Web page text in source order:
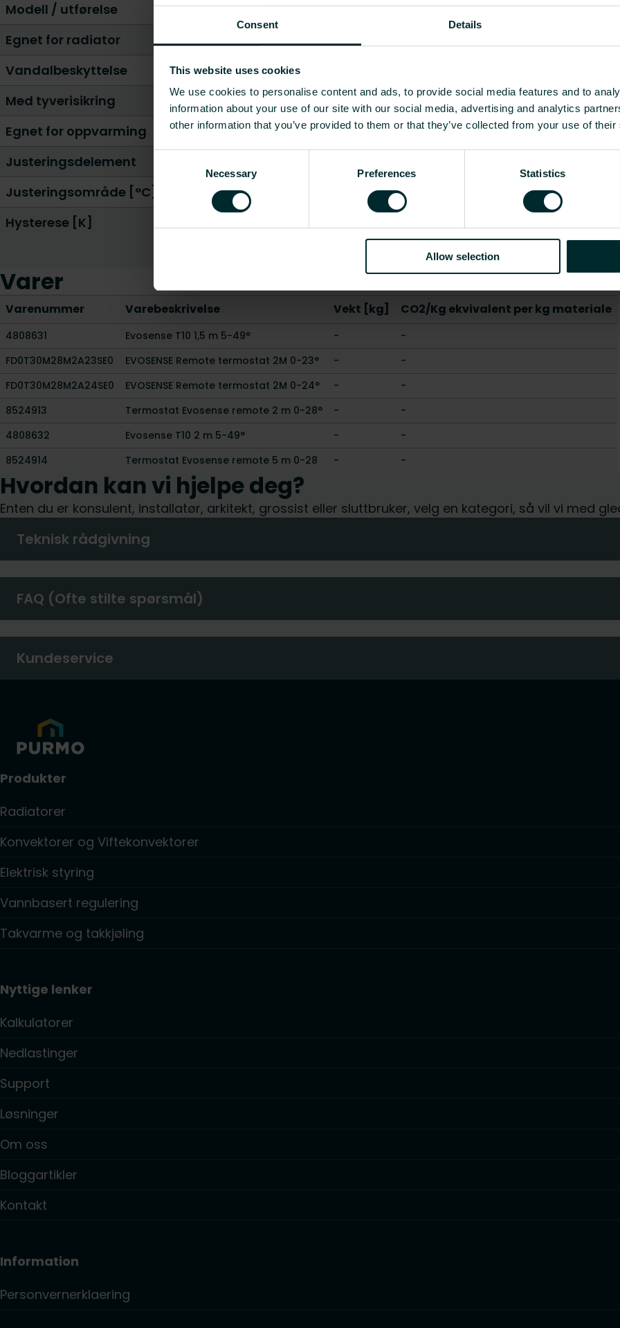
Consent Details
This website uses cookies
We use cookies to personalise content and ads, to provide social media features and to
information about your use of our site with our social media, advertising and analytics
other information that you’ve provided to them or that they’ve collected from your use of
Necessary Preferences Statistics
Allow selection
Modell / utførelse
Rett
Egnet for radiator
Vandalbeskyttelse
Med tyverisikring
Nei
Egnet for oppvarming
Ja
Justeringsdelement
Justeringsområde [°C]
0 - 24-0 - 28
Hysterese [K]
Vis alle
Varer
Varenummer Varebeskrivelse Vekt [kg] CO2/Kg ekvivalent per kg materiale
4808631 Evosense T10 1,5 m 5-49° -
-
FD0T30M28M2A23SE0
EVOSENSE Remote termostat 2M 0-23° -
-
FD0T30M28M2A24SE0
EVOSENSE Remote termostat 2M 0-24° -
-
8524913
Termostat Evosense remote 2 m 0-28° -
-
4808632
Evosense T10 2 m 5-49° -
-
8524914
Termostat Evosense remote 5 m 0-28 - -
Hvordan kan vi hjelpe deg?
Enten du er konsulent, installatør, arkitekt, grossist eller sluttbruker, velg en kategori, så vil vi med
Teknisk rådgivning
FAQ (Ofte stilte spørsmål)
Kundeservice
Produkter
Radiatorer
Konvektorer og Viftekonvektorer
Elektrisk styring
Vannbasert regulering
Takvarme og takkjøling
Nyttige lenker
Kalkulatorer
Nedlastinger
Support
Løsninger
Om oss
Bloggartikler
Kontakt
Information
Personvernerklaering